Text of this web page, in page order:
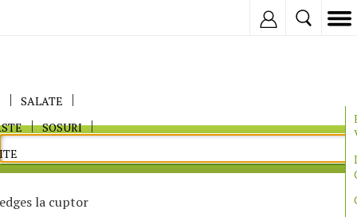
SALATE
SOSURI
la cuptor